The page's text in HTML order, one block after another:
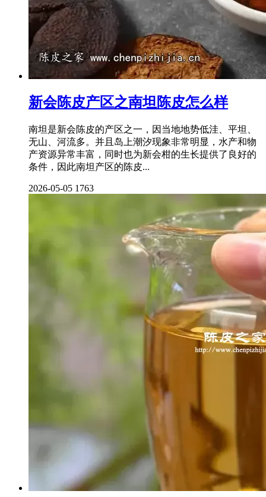
新会陈皮产区之南坦陈皮怎么样
南坦是新会陈皮的产区之一，因当地地势低洼、平坦、
无山、河流多。并且岛上潮汐现象非常明显，水产和物
产资源异常丰富，同时也为新会柑的生长提供了良好的
条件，因此南坦产区的陈皮...
2026-05-05 1763